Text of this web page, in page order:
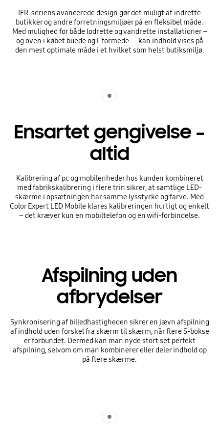
IFR-seriens avancerede design gør det muligt at indrette
butikker og andre forretningsmiljøer på en fleksibel måde.
Med mulighed for både lodrette og vandrette installationer –
og oven i købet buede og l-formede — kan indhold vises på
den mest optimale måde i et hvilket som helst butiksmiljø.
Ensartet gengivelse –
altid
Kalibrering af pc og mobilenheder hos kunden kombineret
med fabrikskalibrering i flere trin sikrer, at samtlige LED-
skærme i opsætningen har samme lysstyrke og farve. Med
Color Expert LED Mobile klares kalibreringen hurtigt og enkelt
– det kræver kun en mobiltelefon og en wifi-forbindelse.
Afspilning uden
afbrydelser
Synkronisering af billedhastigheden sikrer en jævn afspilning
af indhold uden forskel fra skærm til skærm, når flere S-bokse
er forbundet. Dermed kan man nyde stort set perfekt
afspilning, selvom om man kombinerer eller deler indhold op
på flere skærme.